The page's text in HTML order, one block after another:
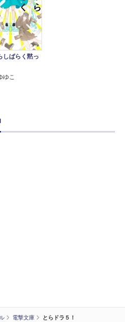
電撃文庫 とらドラ５！
しばらく黙っ
こ